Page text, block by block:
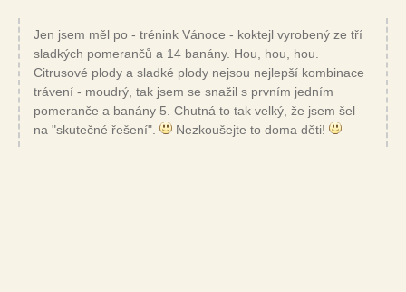
Jen jsem měl po - trénink Vánoce - koktejl vyrobený ze tří
sladkých pomerančů a 14 banány. Hou, hou, hou.
Citrusové plody a sladké plody nejsou nejlepší kombinace
trávení - moudrý, tak jsem se snažil s prvním jedním
pomeranče a banány 5. Chutná to tak velký, že jsem šel
na "skutečné řešení".
Nezkoušejte to doma děti!